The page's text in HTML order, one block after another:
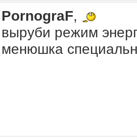
PornograF,
выруби режим
менюшка